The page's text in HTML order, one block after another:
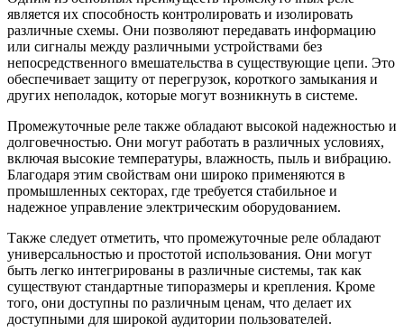
является их способность контролировать и изолировать
различные схемы. Они позволяют передавать информацию
или сигналы между различными устройствами без
непосредственного вмешательства в существующие цепи. Это
обеспечивает защиту от перегрузок, короткого замыкания и
других неполадок, которые могут возникнуть в системе.
Промежуточные реле также обладают высокой надежностью и
долговечностью. Они могут работать в различных условиях,
включая высокие температуры, влажность, пыль и вибрацию.
Благодаря этим свойствам они широко применяются в
промышленных секторах, где требуется стабильное и
надежное управление электрическим оборудованием.
Также следует отметить, что промежуточные реле обладают
универсальностью и простотой использования. Они могут
быть легко интегрированы в различные системы, так как
существуют стандартные типоразмеры и крепления. Кроме
того, они доступны по различным ценам, что делает их
доступными для широкой аудитории пользователей.